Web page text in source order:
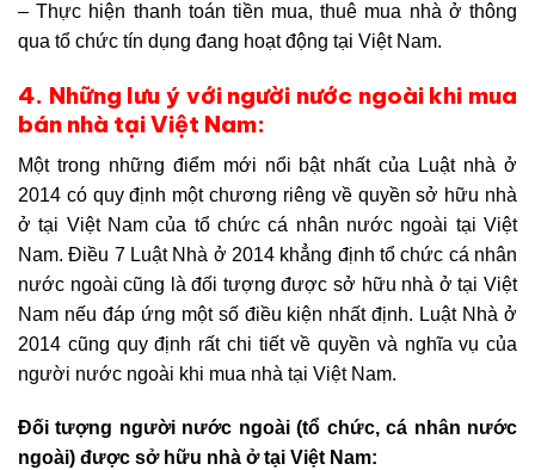
– Thực hiện thanh toán tiền mua, thuê mua nhà ở thông
qua tổ chức tín dụng đang hoạt động tại Việt Nam.
4. Những lưu ý với người nước ngoài khi mua
bán nhà tại Việt Nam:
Một trong những điểm mới nổi bật nhất của Luật nhà ở
2014 có quy định một chương riêng về quyền sở hữu nhà
ở tại Việt Nam của tổ chức cá nhân nước ngoài tại Việt
Nam. Điều 7 Luật Nhà ở 2014 khẳng định tổ chức cá nhân
nước ngoài cũng là đối tượng được sở hữu nhà ở tại Việt
Nam nếu đáp ứng một số điều kiện nhất định. Luật Nhà ở
2014 cũng quy định rất chi tiết về quyền và nghĩa vụ của
người nước ngoài khi mua nhà tại Việt Nam.
Đối tượng người nước ngoài (tổ chức, cá nhân nước
ngoài) được sở hữu nhà ở tại Việt Nam: